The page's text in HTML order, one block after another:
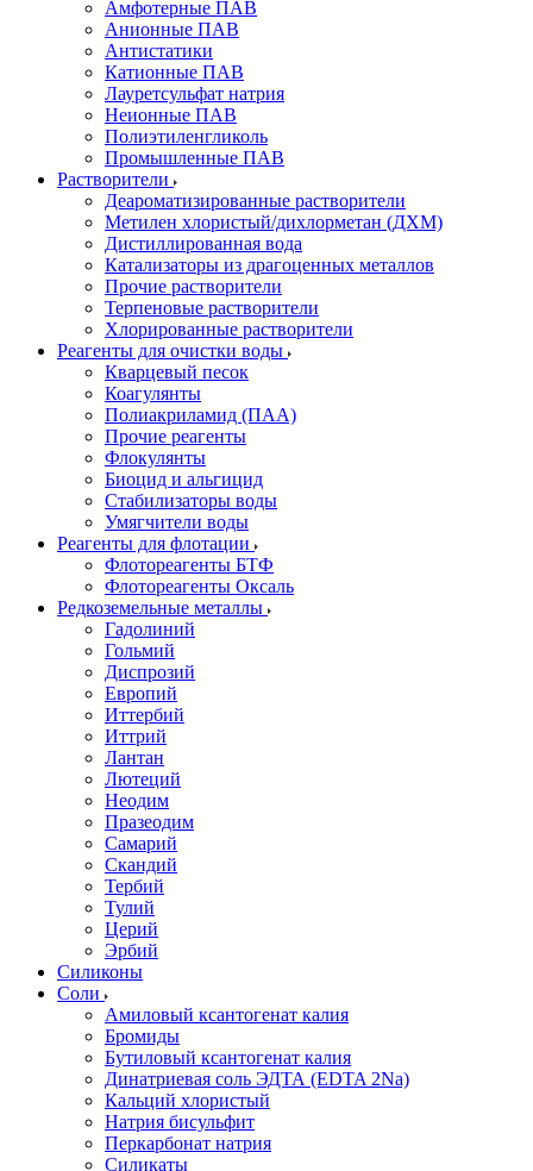
Амфотерные ПАВ
Анионные ПАВ
Антистатики
Катионные ПАВ
Лауретсульфат натрия
Неионные ПАВ
Полиэтиленгликоль
Промышленные ПАВ
Растворители
Деароматизированные растворители
Метилен хлористый/дихлорметан (ДХМ)
Дистиллированная вода
Катализаторы из драгоценных металлов
Прочие растворители
Терпеновые растворители
Хлорированные растворители
Реагенты для очистки воды
Кварцевый песок
Коагулянты
Полиакриламид (ПАА)
Прочие реагенты
Флокулянты
Биоцид и альгицид
Стабилизаторы воды
Умягчители воды
Реагенты для флотации
Флотореагенты БТФ
Флотореагенты Оксаль
Редкоземельные металлы
Гадолиний
Гольмий
Диспрозий
Европий
Иттербий
Иттрий
Лантан
Лютеций
Неодим
Празеодим
Самарий
Скандий
Тербий
Тулий
Церий
Эрбий
Силиконы
Соли
Амиловый ксантогенат калия
Бромиды
Бутиловый ксантогенат калия
Динатриевая соль ЭДТА (EDTA 2Na)
Кальций хлористый
Натрия бисульфит
Перкарбонат натрия
Силикаты